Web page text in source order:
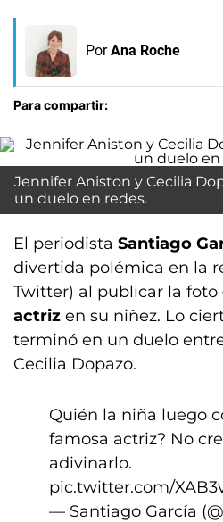
Por Ana Roche
Para compartir:
Jennifer Aniston y Cecilia
un duelo en redes.
El periodista Santiago
divertida polémica en la
Twitter) al publicar la foto
actriz en su niñez. Lo
terminó en un duelo
Cecilia Dopazo.
Quién la niña luego
famosa actriz? No
adivinarlo.
pic.twitter.com/
— Santiago García